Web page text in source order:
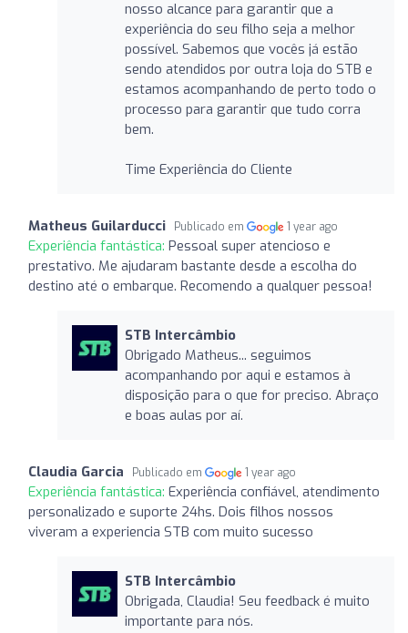
nosso alcance para garantir que a
experiência do seu filho seja a melhor
possível. Sabemos que vocês já estão
sendo atendidos por outra loja do STB e
estamos acompanhando de perto todo o
processo para garantir que tudo corra
bem.
Time Experiência do Cliente
Matheus Guilarducci Publicado em 1 year ago
Experiência fantástica: Pessoal super atencioso e
prestativo. Me ajudaram bastante desde a escolha do
destino até o embarque. Recomendo a qualquer pessoa!
STB Intercâmbio
Obrigado Matheus... seguimos
acompanhando por aqui e estamos à
disposição para o que for preciso. Abraço
e boas aulas por aí.
Claudia Garcia Publicado em 1 year ago
Experiência fantástica: Experiência confiável, atendimento
personalizado e suporte 24hs. Dois filhos nossos
viveram a experiencia STB com muito sucesso
STB Intercâmbio
Obrigada, Claudia! Seu feedback é muito
importante para nós.